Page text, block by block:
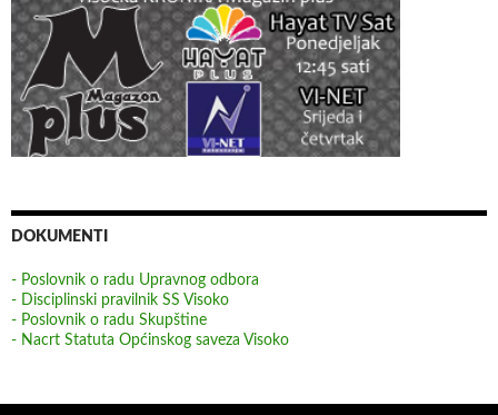
DOKUMENTI
- Poslovnik o radu Upravnog odbora
- Disciplinski pravilnik SS Visoko
- Poslovnik o radu Skupštine
- Nacrt Statuta Općinskog saveza Visoko